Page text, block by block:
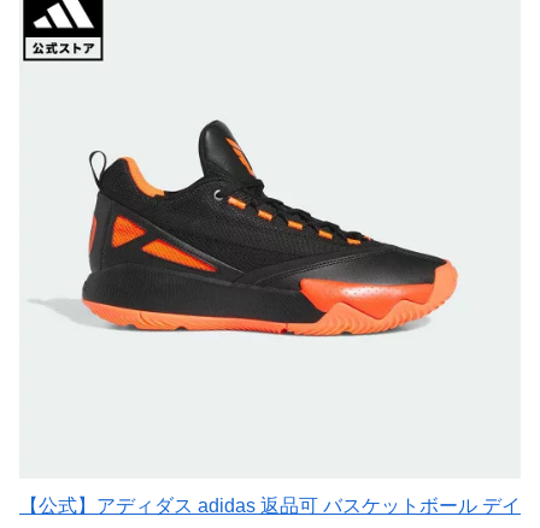
【公式】アディダス adidas 返品可 バスケットボール デイ